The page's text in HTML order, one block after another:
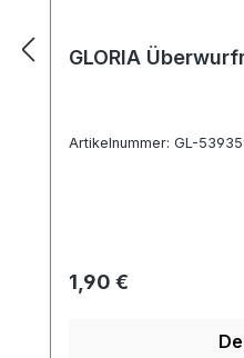
GLORIA
Artikelnummer: GL-
Regulärer Preis:
1,90 €